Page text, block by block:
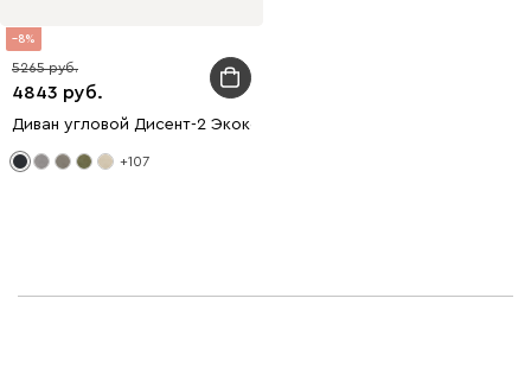
8
4843
5265
Диван угловой Дисент-2 Экокожа Черный
+107